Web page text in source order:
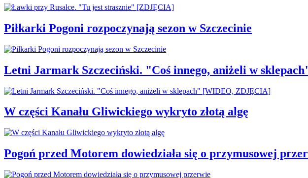
Piłkarki Pogoni rozpoczynają sezon w Szczecinie
Letni Jarmark Szczeciński. "Coś innego, aniżeli w
W części Kanału Gliwickiego wykryto złotą algę
Pogoń przed Motorem dowiedziała się o przymusowej